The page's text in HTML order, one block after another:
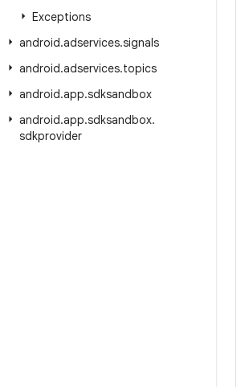
Exceptions
android.adservices.signals
android.adservices.topics
android.app.sdksandbox
android.app.sdksandbox.
sdkprovider